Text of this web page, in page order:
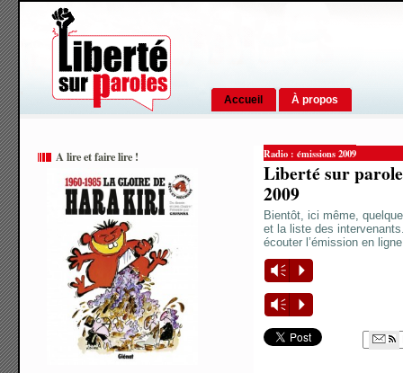
Accueil À propos
A lire et faire lire ! Radio : émissions 2009
Liberté sur
2009
Bientôt, ici même,
et la liste des
écouter l’émission en
Vm P
Vm P